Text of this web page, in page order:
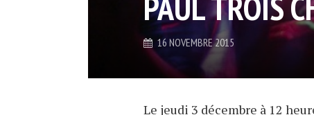
16 NOVEMBRE 2015
Le jeudi 3 décembre à 12